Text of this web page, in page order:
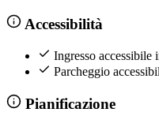
Accessibilità
Ingresso accessibile
Parcheggio
Pianificazione